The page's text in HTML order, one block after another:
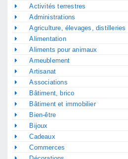
Activités terrestres
Administrations
Agriculture, élevages, distilleries
Alimentation
Aliments pour animaux
Ameublement
Artisanat
Associations
Bâtiment, brico
Bâtiment et immobilier
Bien-être
Bijoux
Cadeaux
Commerces